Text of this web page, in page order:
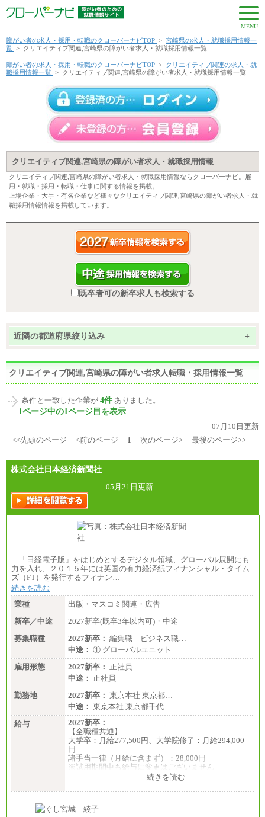
MENU
障がい者の求人・採用・転職のクローバーナビTOP > 宮崎県の求人・就職採用情報一
覧 > クリエイティブ関連,宮崎県の障がい者求人・就職採用情報一覧
障がい者の求人・採用・転職のクローバーナビTOP > クリエイティブ関連の求人・就
職採用情報一覧 > クリエイティブ関連,宮崎県の障がい者求人・就職採用情報一覧
クリエイティブ関連,宮崎県の障がい者求人・就職採用情報
クリエイティブ関連,宮崎県の障がい者求人・就職採用情報ならクローバーナビ。雇
用・就職・採用・転職・仕事に関する情報を掲載。
上場企業・大手・有名企業など様々なクリエイティブ関連,宮崎県の障がい者求人・就
職採用情報情報を掲載しています。
既卒者可の新卒求人も検索する
近隣の都道府県絞り込み +
クリエイティブ関連,宮崎県の障がい者求人転職・採用情報一覧
条件と一致した企業が 4件 ありました。
1ページ中の1ページ目を表示
07月10日更新
<<先頭のページ
<前のページ 1 次のページ> 最後のページ>>
株式会社日本経済新聞社
05月21日更新
「日経電子版」をはじめとするデジタル領域、グローバル展開にも
力を入れ、２０１５年には英国の有力経済紙フィナンシャル・タイム
ズ（FT）を発行するフィナン…
続きを読む
業種
出版・マスコミ関連・広告
新卒／中途
2027新卒(既卒3年以内可)・中途
募集職種
2027新卒： 編集職 ビジネス職…
中途： ① グローバルユニット…
雇用形態
2027新卒： 正社員
中途： 正社員
勤務地
2027新卒： 東京本社 東京都…
中途： 東京本社 東京都千代…
給与
2027新卒：
【全職種共通】
大学卒：月給277,500円、大学院修了：月給294,000
円
諸手当一律（月給に含まず）：28,000円
※試用期間中も給与に変更はございません
月給370,000円～
ます。
+ 続きを読む